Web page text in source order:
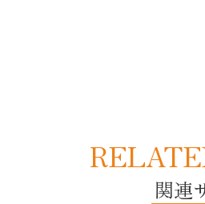
関連